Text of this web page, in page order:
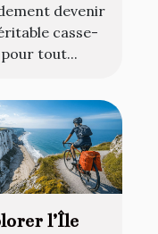
devenir
casse-
tout...
l’Île